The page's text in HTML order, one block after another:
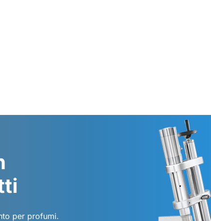
per profumi.